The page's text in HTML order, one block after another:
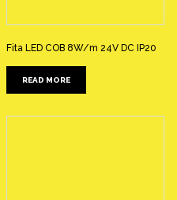
Fita LED COB 8W/m 24V DC IP20
READ MORE